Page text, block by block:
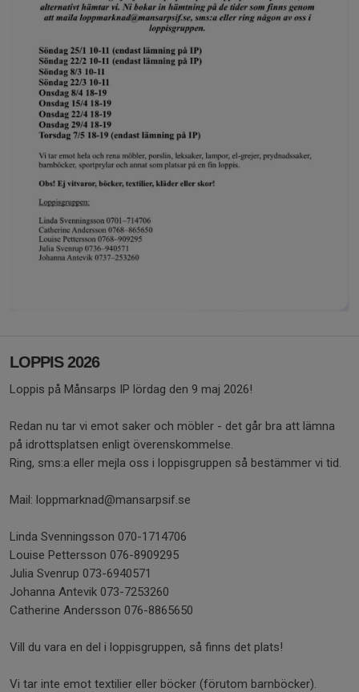
LOPPIS 2026
Loppis på Månsarps IP lördag den 9 maj 2026!
Redan nu tar vi emot saker och möbler - det går bra att lämna
på idrottsplatsen enligt överenskommelse.
Ring, sms:a eller mejla oss i loppisgruppen så bestämmer vi tid.
Mail: loppmarknad@mansarpsif.se
Linda Svenningsson 070-1714706
Louise Pettersson 076-8909295
Julia Svenrup 073-6940571
Johanna Antevik 073-7253260
Catherine Andersson 076-8865650
Vill du vara en del i loppisgruppen, så finns det plats!
Vi tar inte emot textilier eller böcker (förutom barnböcker).